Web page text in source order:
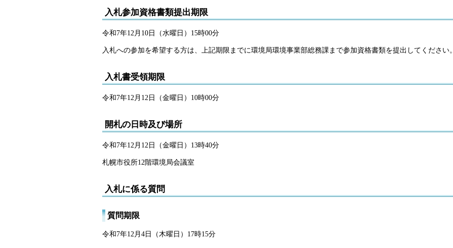
入札参加資格書類提出期限
令和7年12月10日（水曜日）15時00分
入札への参加を希望する方は、上記期限までに環境局環境事業部総務課まで参加資格書類を提出してください。
入札書受領期限
令和7年12月12日（金曜日）10時00分
開札の日時及び場所
令和7年12月12日（金曜日）13時40分
札幌市役所12階環境局会議室
入札に係る質問
質問期限
令和7年12月4日（木曜日）17時15分